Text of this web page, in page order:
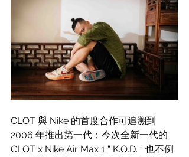
CLOT 與 Nike 的首度合作可追溯到
2006 年推出第一代；今次全新一代的
CLOT x Nike Air Max 1 “ K.O.D. ” 也不例